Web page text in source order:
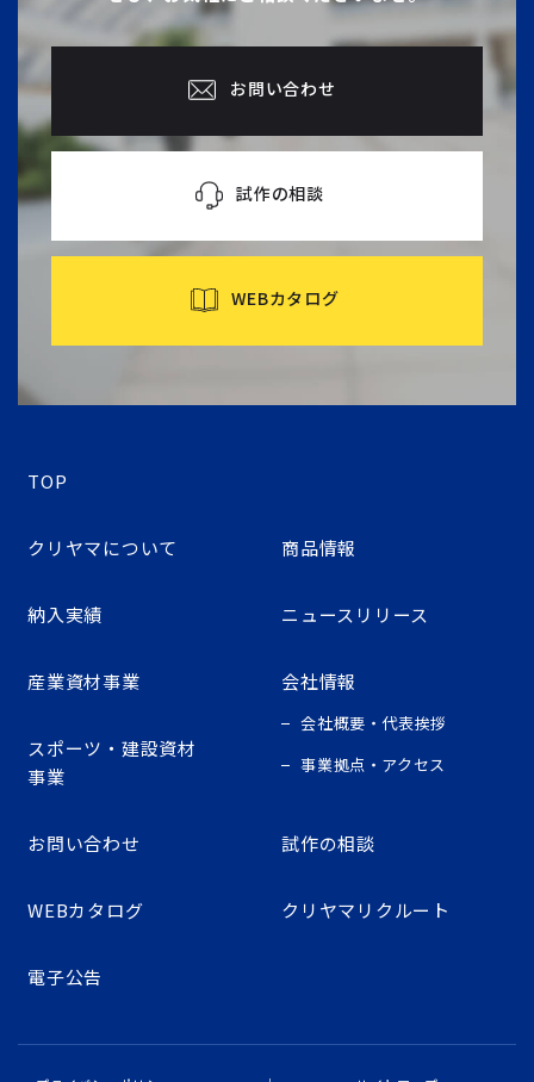
お問い合わせ
試作の相談
WEBカタログ
TOP
クリヤマについて 商品情報
納入実績 ニュースリリース
産業資材事業
スポーツ・建設資材
事業
会社情報
会社概要・代表挨拶
事業拠点・アクセス
お問い合わせ 試作の相談
WEBカタログ クリヤマリクルート
電子公告